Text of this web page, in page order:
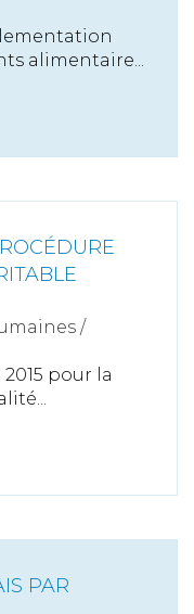
alimentaire...
/
2015 pour la
PAR